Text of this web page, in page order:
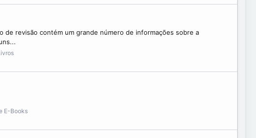
revisão contém um grande número de informações sobre a
E-Books